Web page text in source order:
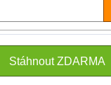
Stáhnout ZDARMA